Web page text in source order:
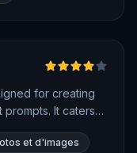
Vérifié
for creating
It caters
quickly and
et d'images